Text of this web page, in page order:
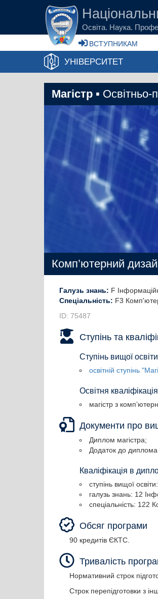
Перейти до основного вмісту
Освіта. Наука.
ВСТУПНИКАМ
УНІВЕРСИТЕТ
Магістр ▪
Комп’ютерний
Галузь знань: F
Спеціальність: F3
ID: 75487
Ступінь та
Ступінь вищої
освітній ступінь
Освітня
магістр з
Документи про
Диплом магістра;
Додаток до диплома
Кваліфікація в
ступінь вищої
галузь знань: 12
спеціальність: 122
Обсяг програми
90 кредитів ЄКТС.
Тривалість
Нормативний строк
Строк перепідготовки з